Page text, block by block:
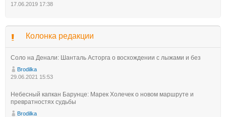
17.06.2019 17:38
Колонка редакции
Соло на Денали: Шанталь Асторга о восхождении с лыжами и без
Brodilka
29.06.2021 15:53
Небесный капкан Барунце: Марек Холечек о новом маршруте и
превратностях судьбы
Brodilka